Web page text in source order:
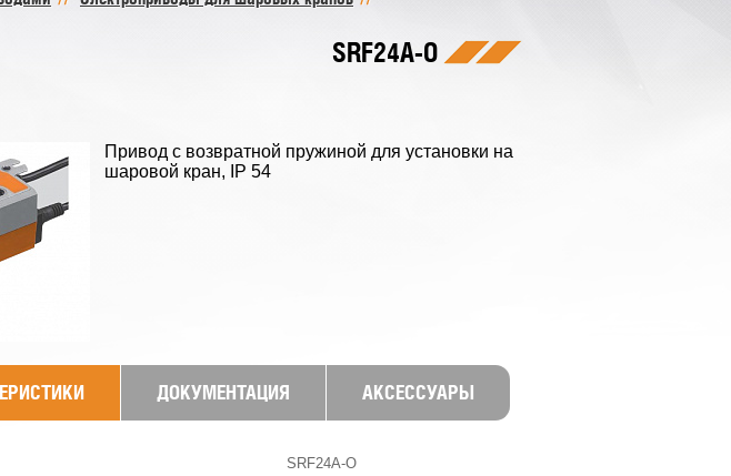
SRF24A-O
Привод c возвратной пружиной для установки на
шаровой кран, IP 54
ДОКУМЕНТАЦИЯ АКСЕССУАРЫ
SRF24A-O